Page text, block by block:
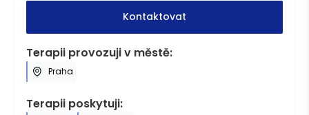
Kontaktovat
Terapii provozuji v městě:
Praha
Terapii poskytuji: